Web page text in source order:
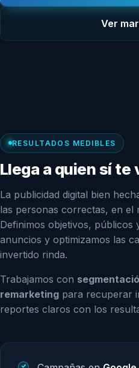
Ver
RESULTADOS MEDIBLES
Llega a quien sí te
La publicidad digital bien
las personas correctas, en el
Definimos objetivos, públicos
anuncios y optimizamos las
invertido rinda.
Trabajamos con
remarketing para recuperar
reportes claros con los